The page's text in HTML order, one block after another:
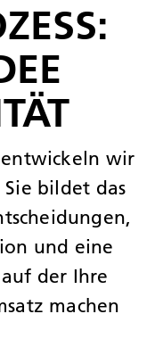
wir
bildet das
und eine
der Ihre
machen